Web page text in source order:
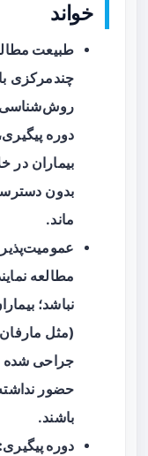
خواند
طبیعت
چندمرکزی
روش‌شناسی،
دوره
بیماران در
بدون
ماند.
مطالعه
نباشد؛
(مثل
جراحی شده
حضور
باشند.
دوره پیگیری: